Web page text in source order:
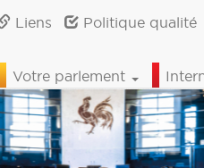
Liens Politique qualité
Votre parlement